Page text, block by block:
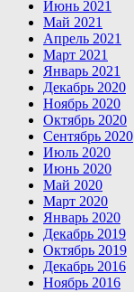
Июнь 2021
Май 2021
Апрель 2021
Март 2021
Январь 2021
Декабрь 2020
Ноябрь 2020
Октябрь 2020
Сентябрь 2020
Июль 2020
Июнь 2020
Май 2020
Март 2020
Январь 2020
Декабрь 2019
Октябрь 2019
Декабрь 2016
Ноябрь 2016